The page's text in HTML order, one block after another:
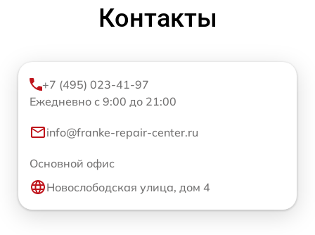
Контакты
+7 (495) 023-41-97
Ежедневно с 9:00 до 21:00
info@franke-repair-center.ru
Основной офис
Новослободская улица, дом 4